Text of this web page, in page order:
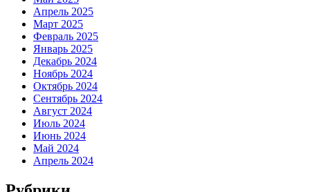
Апрель 2025
Март 2025
Февраль 2025
Январь 2025
Декабрь 2024
Ноябрь 2024
Октябрь 2024
Сентябрь 2024
Август 2024
Июль 2024
Июнь 2024
Май 2024
Апрель 2024